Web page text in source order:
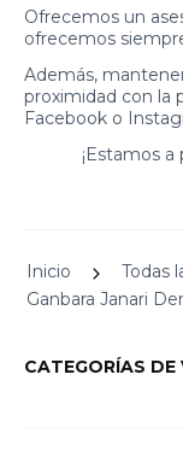
Ofrecemos un
ofrecemos
Además,
proximidad con la
Facebook o
¡Estamos
Inicio
Todas
Ganbara Janari
CATEGORÍAS DE